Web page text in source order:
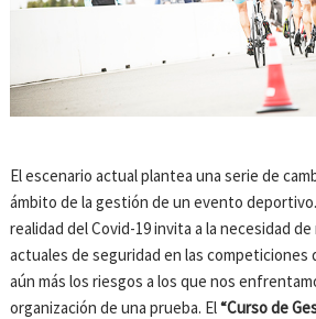
El escenario actual plantea una serie de
ámbito de la gestión de un evento
realidad del Covid-19 invita a la necesidad
actuales de seguridad en las competiciones
aún más los riesgos a los que nos
organización de una prueba. El“Curso de